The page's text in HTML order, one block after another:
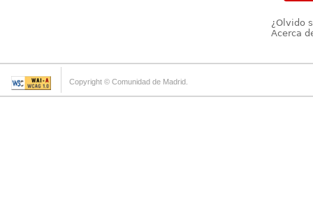
¿Olvido
Acerca
Copyright © Comunidad de Madrid.